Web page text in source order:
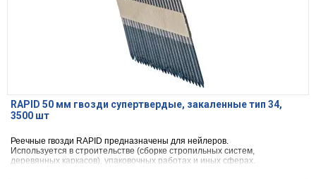
RAPID 50 мм гвозди супертвердые, закаленные тип 34,
3500 шт
Реечные гвозди RAPID предназначены для нейлеров.
Используется в строительстве (сборке стропильных систем,
деревянных каркасов), упаковочных работах и иных сферах.